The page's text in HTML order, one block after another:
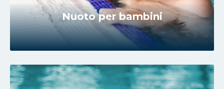
Nuoto per bambini